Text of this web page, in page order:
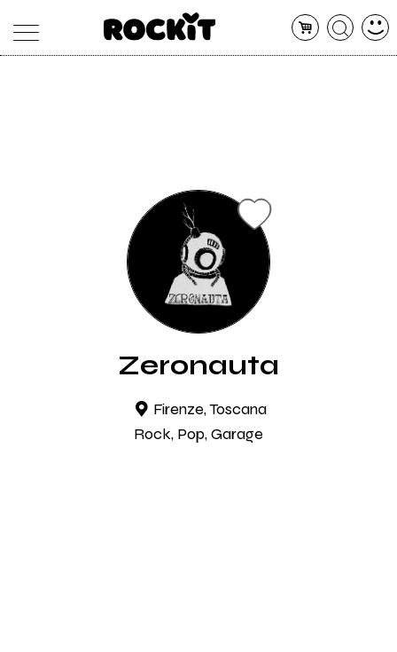
Zeronauta
Firenze, Toscana
Rock, Pop, Garage